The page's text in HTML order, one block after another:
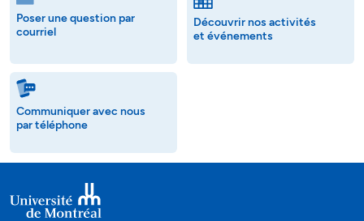
Poser une question par
courriel
Découvrir nos activités
et événements
Communiquer avec nous
par téléphone